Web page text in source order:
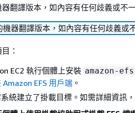
翻譯版本，如內容有任何歧義或不
器翻譯版本，如內容有任何歧義或
：
EC2 執行個體上安裝 amazon-
EFS 用戶端 。
統建立了掛載目標。如需詳細資訊